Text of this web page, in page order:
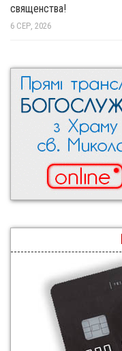
священства!
6 СЕР, 2026